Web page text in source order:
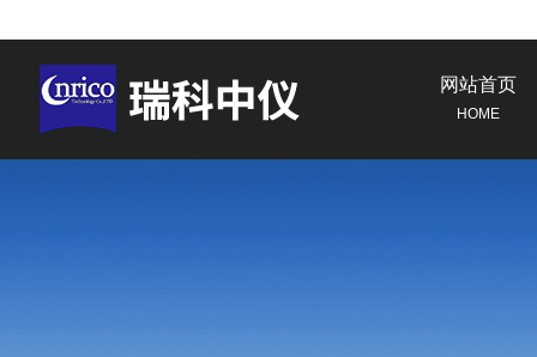
网站首页
HOME